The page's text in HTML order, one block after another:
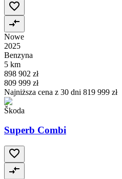
Nowe
2025
Benzyna
5 km
898 902 zł
809 999 zł
Najniższa cena z 30 dni 819 999 zł
Škoda
Superb Combi